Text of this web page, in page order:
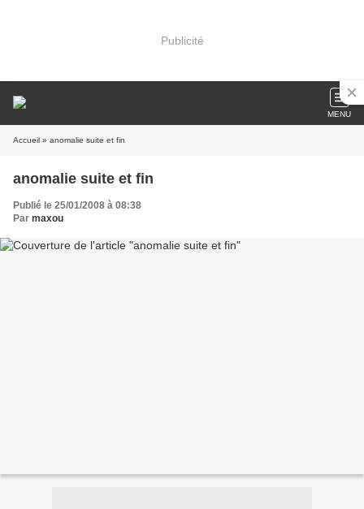
Publicité
MENU
Accueil » anomalie suite et fin
anomalie suite et fin
Publié le 25/01/2008 à 08:38
Par maxou